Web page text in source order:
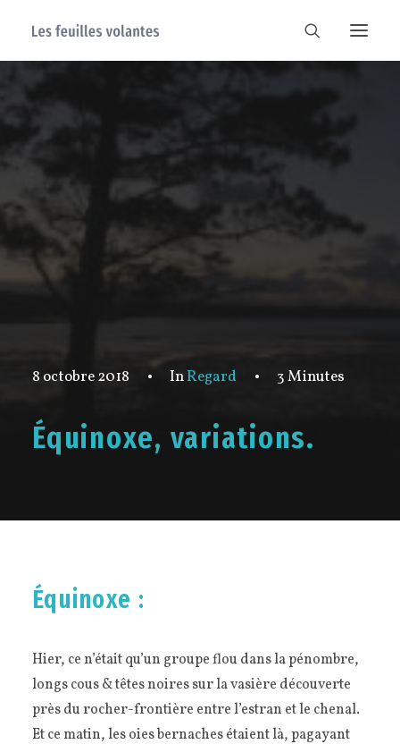
8 octobre 2018 • InRegard • 3 Minutes
Équinoxe, variations.
Équinoxe :
Hier, ce n’était qu’un groupe flou dans la pénombre,
longs cous & têtes noires sur la vasière découverte
près du rocher-frontière entre l’estran et le chenal.
Et ce matin, les oies bernaches étaient là, pagayant